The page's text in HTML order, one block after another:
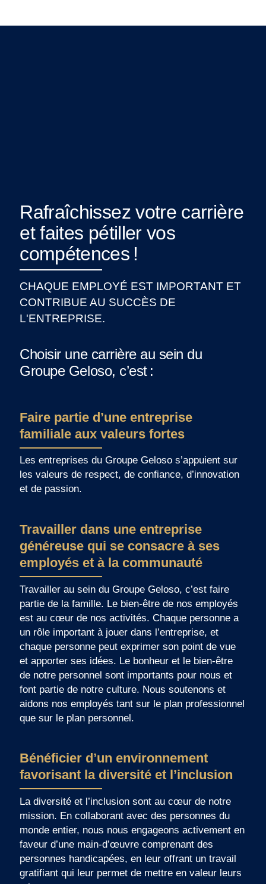
Rafraîchissez votre carrière
et faites pétiller vos
compétences !
CHAQUE EMPLOYÉ EST IMPORTANT ET
CONTRIBUE AU SUCCÈS DE
L'ENTREPRISE.
Choisir une carrière au sein du
Groupe Geloso, c’est :
Faire partie d’une entreprise
familiale aux valeurs fortes
Les entreprises du Groupe Geloso s’appuient sur
les valeurs de respect, de confiance, d’innovation
et de passion.
Travailler dans une entreprise
généreuse qui se consacre à ses
employés et à la communauté
Travailler au sein du Groupe Geloso, c’est faire
partie de la famille. Le bien-être de nos employés
est au cœur de nos activités. Chaque personne a
un rôle important à jouer dans l’entreprise, et
chaque personne peut exprimer son point de vue
et apporter ses idées. Le bonheur et le bien-être
de notre personnel sont importants pour nous et
font partie de notre culture. Nous soutenons et
aidons nos employés tant sur le plan professionnel
que sur le plan personnel.
Bénéficier d’un environnement
favorisant la diversité et l’inclusion
La diversité et l’inclusion sont au cœur de notre
mission. En collaborant avec des personnes du
monde entier, nous nous engageons activement en
faveur d’une main-d’œuvre comprenant des
personnes handicapées, en leur offrant un travail
gratifiant qui leur permet de mettre en valeur leurs